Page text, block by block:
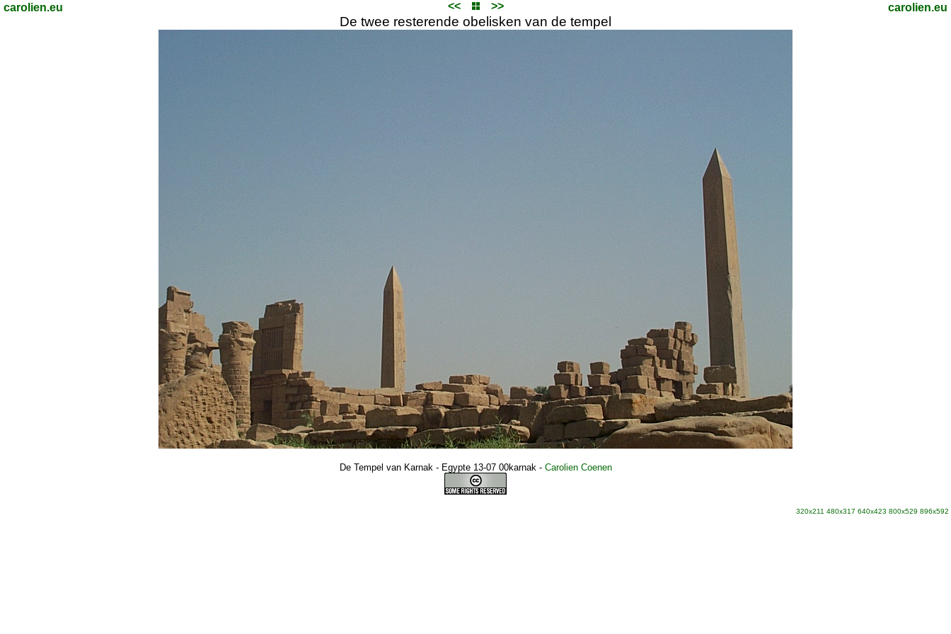
carolien.eu << >> carolien.eu
De twee resterende obelisken van de tempel
De Tempel van Karnak - Egypte 13-07 00karnak- Carolien Coenen
320x211 480x317 640x423 800x529 896x592